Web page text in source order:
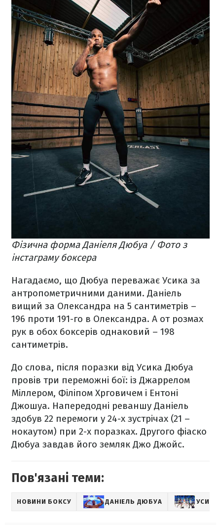
Фізична форма Даніеля Дюбуа / Фото з
інстаграму боксера
Нагадаємо, що Дюбуа переважає Усика за
антропометричними даними. Даніель
вищий за Олександра на 5 сантиметрів –
196 проти 191-го в Олександра. А от розмах
рук в обох боксерів однаковий – 198
сантиметрів.
До слова, після поразки від Усика Дюбуа
провів три переможні бої: із Джаррелом
Міллером, Філіпом Хрговичем і Ентоні
Джошуа. Напередодні реваншу Даніель
здобув 22 перемоги у 24-х зустрічах (21 –
нокаутом) при 2-х поразках. Другого фіаско
Дюбуа завдав його земляк Джо Джойс.
Пов'язані теми:
НОВИНИ БОКСУ ДАНІЕЛЬ ДЮБУА УСИК